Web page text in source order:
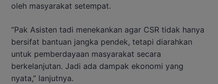
oleh masyarakat setempat.
“Pak Asisten tadi menekankan agar CSR tidak hanya
bersifat bantuan jangka pendek, tetapi diarahkan
untuk pemberdayaan masyarakat secara
berkelanjutan. Jadi ada dampak ekonomi yang
nyata,” lanjutnya.